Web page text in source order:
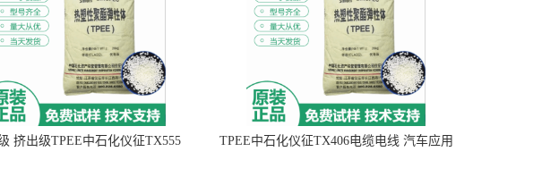
挤出级TPEE中石化仪征TX555 TPEE中石化仪征TX406电缆电线 汽车应用